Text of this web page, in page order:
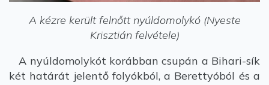
A kézre került felnőtt nyúldomolykó (Nyeste
Krisztián felvétele)
A nyúldomolykót korábban csupán a Bihari-sík
két határát jelentő folyókból, a Berettyóból és a